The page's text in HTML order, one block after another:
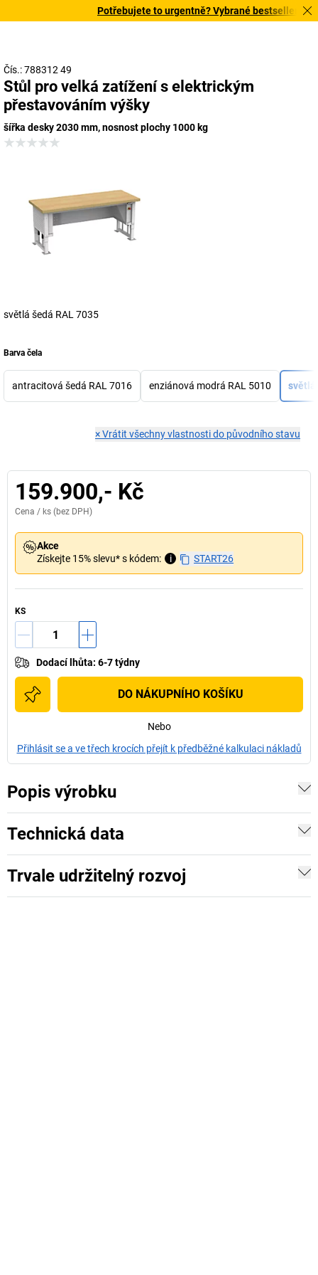
Potřebujete to urgentně? Vybrané bestsellery
Čís.: 788312 49
Stůl pro velká zatížení s elektrickým
přestavováním výšky
šířka desky 2030 mm, nosnost plochy 1000 kg
světlá šedá RAL 7035
Barva čela
antracitová šedá RAL 7016 enziánová modrá RAL 5010 světlá
×Vrátit všechny vlastnosti do původního stavu
159.900,- Kč
Cena / ks (bez DPH)
Akce
Získejte 15% slevu* s kódem:
i START26
KS
Dodací lhůta: 6-7 týdny
DO NÁKUPNÍHO KOŠÍKU
Nebo
Přihlásit se a ve třech krocích přejít k předběžné kalkulaci nákladů
Popis výrobku
Technická data
Trvale udržitelný rozvoj